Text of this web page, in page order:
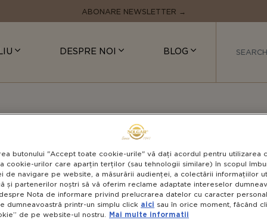
ABONARE NEWSLETTER →
DESPRE NOI BLOG
metabolismului
MG
butonului "Accept toate cookie-urile" vă dați acordul pentru utilizarea
cookie-urilor care aparțin terților (sau tehnologii similare) în scopul
de navigare pe website, a măsurării audienței, a colectării informațiilor
și partenerilor noștri să vă oferim reclame adaptate intereselor
Nota de informare privind prelucrarea datelor cu caracter
dumneavoastră printr-un simplu click aici sau în orice moment, făcând
de pe website-ul nostru. Mai multe informatii